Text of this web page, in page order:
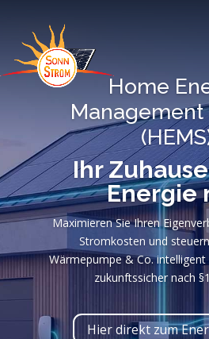
Home
Management
Ihr
Energie
Maximieren Sie Ihren
Stromkosten und
Wärmepumpe & Co.
zukunftssicher nach
Hier direkt zum